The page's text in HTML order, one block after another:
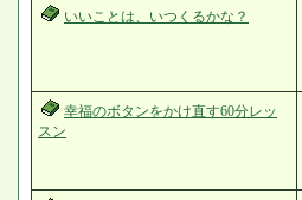
いいことは、いつくるかな？
幸福のボタンをかけ直す60分レッ
スン